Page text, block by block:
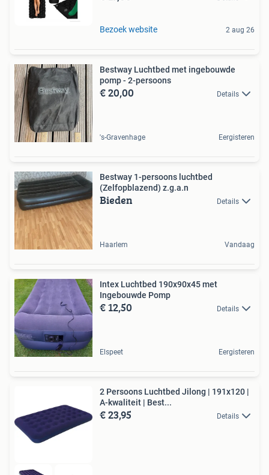
Bezoek website 2 aug 26
Bestway Luchtbed met ingebouwde
pomp - 2-persoons
€ 20,00 Details
's-Gravenhage Eergisteren
Bestway 1-persoons luchtbed
(Zelfopblazend) z.g.a.n
Bieden Details
Haarlem Vandaag
Intex Luchtbed 190x90x45 met
Ingebouwde Pomp
€ 12,50 Details
Elspeet Eergisteren
2 Persoons Luchtbed Jilong | 191x120 |
A-kwaliteit | Best...
€ 23,95 Details